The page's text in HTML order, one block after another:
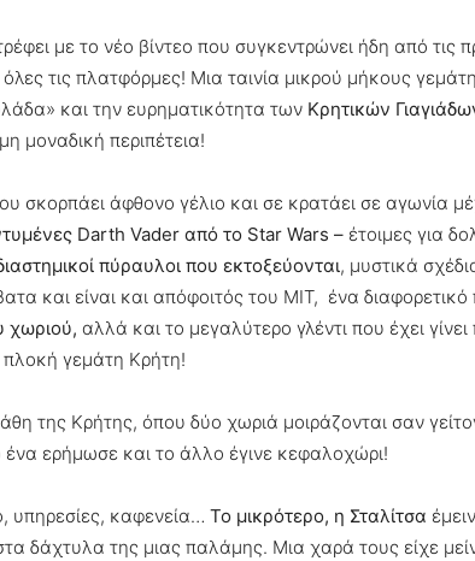
με το νέο βίντεο που συγκεντρώνει ήδη από τις
όλες τις πλατφόρμες! Μια ταινία μικρού μήκους
και την ευρηματικότητα των Κρητικών
μοναδική περιπέτεια!
σκορπάει άφθονο γέλιο και σε κρατάει σε αγωνία
Darth Vader από το Star Wars – έτοιμες για
πύραυλοι που εκτοξεύονται, μυστικά
και είναι και απόφοιτός του ΜΙΤ, ένα
χωριού, αλλά και το μεγαλύτερο γλέντι που έχει γίνει
πλοκή γεμάτη Κρήτη!
της Κρήτης, όπου δύο χωριά μοιράζονται σαν
ένα ερήμωσε και το άλλο έγινε κεφαλοχώρι!
υπηρεσίες, καφενεία… Το μικρότερο, η Σταλίτσα
δάχτυλα της μιας παλάμης. Μια χαρά τους είχε